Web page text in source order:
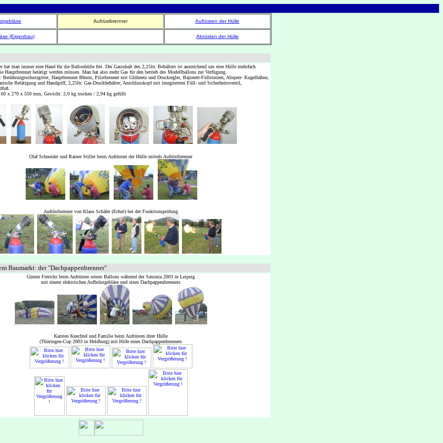
Aufrüstbrenner Aufrüsten der Hülle
(Eigenbau) Abrüsten der Hülle
hat man immer eine Hand für die Ballonhülle frei. Der Gasinhalt des 2,25ltr. Behälters ist ausreichend um eine Hülle mehrfach
Hauptbrenner betätigt werden müssen. Man hat also mehr Gas für den betrieb des Modellballons zur Verfügung.
Berührungsschutzgitter, Hauptbrenner 80mm, Pilotbrenner mit Glühnetz und Druckregler, Bajonett-Füllstutzen, Absperr- Kugelhähne,
Betätigung und Handgriff, 2,25ltr. Gas-Druckbehälter, Anschlusskopf mit integriertem Füll- und Sicherheitsventil,
x 270 x 550 mm, Gewicht: 2,0 kg trocken / 2,94 kg gefüllt
Olaf Schneider und Rainer Stiller beim Aufrüsten der Hülle mittels Aufrüstbrenner
Aufrüstbrenner von Klaus Schäfer (Erfurt) bei der Funktionsprüfung
Baumarkt: der "Dachpappenbrenner"
Günter Frerichs beim Aufrüsten seines Ballons während der Saxonia 2003 in Leipzig
mit einem elektrischen Aufbrüstgebläse und eines Dachpappenbrenners
Karsten Knechtel und Familie beim Aufrüsten ihrer Hülle
(Thüringen-Cup 2003 in Heldburg) mit Hilfe eines Dachpappenbrenners